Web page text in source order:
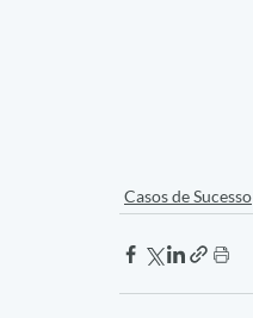
Casos de Sucesso